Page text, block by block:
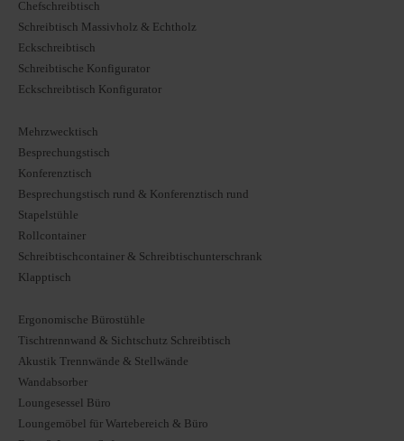
Chefschreibtisch
Schreibtisch Massivholz & Echtholz
Eckschreibtisch
Schreibtische Konfigurator
Eckschreibtisch Konfigurator
Mehrzwecktisch
Besprechungstisch
Konferenztisch
Besprechungstisch rund & Konferenztisch rund
Stapelstühle
Rollcontainer
Schreibtischcontainer & Schreibtischunterschrank
Klapptisch
Ergonomische Bürostühle
Tischtrennwand & Sichtschutz Schreibtisch
Akustik Trennwände & Stellwände
Wandabsorber
Loungesessel Büro
Loungemöbel für Wartebereich & Büro